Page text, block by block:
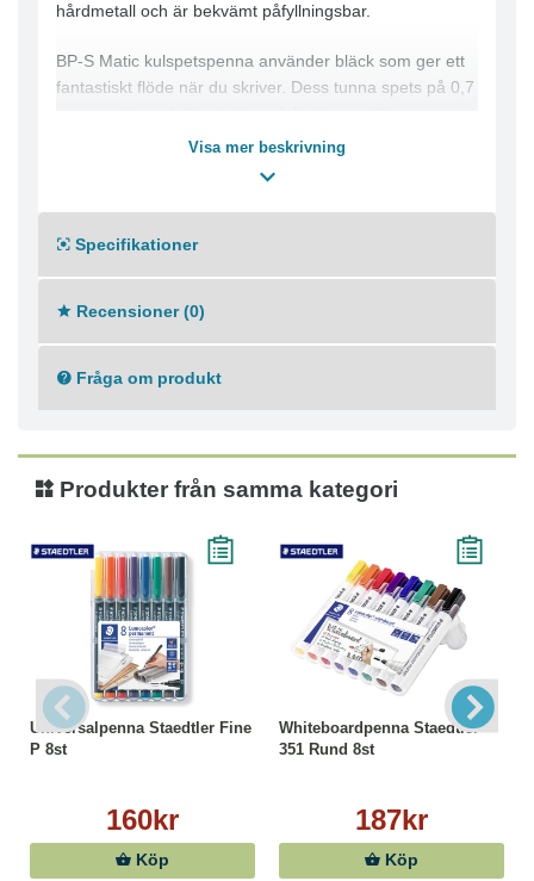
hårdmetall och är bekvämt påfyllningsbar.
BP-S Matic kulspetspenna använder bläck som ger ett
fantastiskt flöde när du skriver. Dess tunna spets på 0,7
kräver ett stort mått precision. Den här kulspetspennan
patron, vilket ger mindre avfall och större besparingar.
Pennan har en bekväm slimmad pennkropp och
Tunn spets: 0,7 mm
Indragbar spets
Extra precision
Genomskinlig pennkropp gör att bläcknivån är synlig
Påfyllningsbar patron för mindre avfall
Dokumentäkta bläck enligt ISO 12757
Visa mer beskrivning
Specifikationer
Recensioner (0)
Fråga om produkt
Produkter från samma kategori
Universalpenna Staedtler Fine
P 8st
160kr
Köp
Whiteboardpenna Staedtler
351 Rund 8st
187kr
Köp